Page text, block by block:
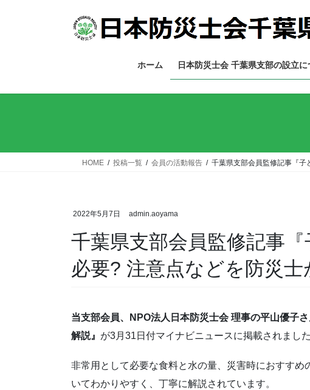
ス
ン
ホーム 日本防災士会 千葉県支部の設立に
HOME 投稿一覧 会員の活動報告 千葉県支部会員監修記事『子
2022年5月7日 admin.aoyama
千葉県支部会員監修記事
必要? 注意点などを防災士
当支部会員、NPO法人日本防災士会 理事の平山優子
解説』 が3月31日付マイナビニュースに掲載されました
非常用として必要な食料と水の量、災害時におすす
いてわかりやすく、丁寧に解説されています。